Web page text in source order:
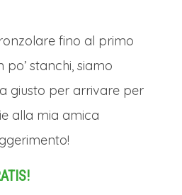
fino al primo
stanchi, siamo
giusto per arrivare per
alla mia amica